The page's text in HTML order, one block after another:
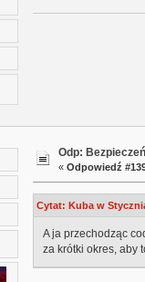
Odp:
«Odpowiedź
Cytat: Kuba w
A ja przechodząc
za krótki okres, aby